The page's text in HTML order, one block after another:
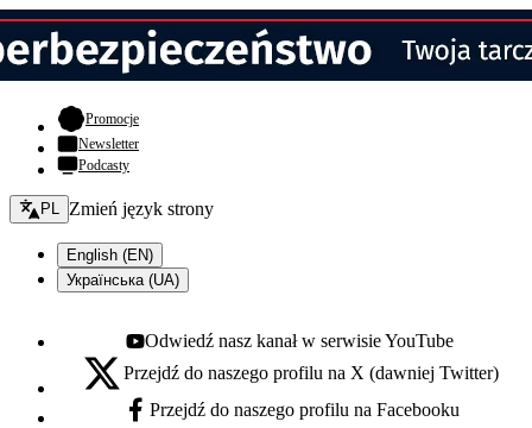
Promocje- otwiera się w nowej karcie
Newsletter
Podcasty
Zmień język - bieżący:
PL Zmień język strony
English (EN)
Українська (UA)
Youtube - otwiera się w nowej karcie
Odwiedź nasz kanał w serwisie YouTube
X - otwiera się w nowej karcie
Przejdź do naszego profilu na X (dawniej Twitter)
Facebook - otwiera się w nowej karcie
Przejdź do naszego profilu na Facebooku